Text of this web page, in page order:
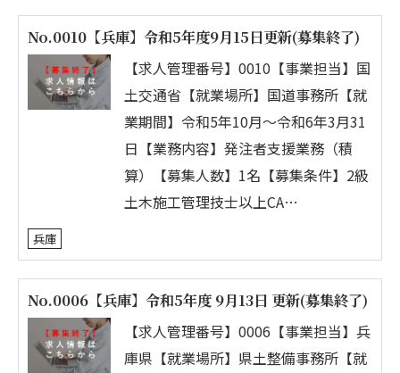
No.0010【兵庫】令和5年度9月15日更新(募集終了)
【求人管理番号】0010【事業担当】国
土交通省【就業場所】国道事務所【就
業期間】令和5年10月～令和6年3月31
日【業務内容】発注者支援業務（積
算）【募集人数】1名【募集条件】2級
土木施工管理技士以上CA…
兵庫
No.0006【兵庫】令和5年度 9月13日 更新(募集終了)
【求人管理番号】0006【事業担当】兵
庫県【就業場所】県土整備事務所【就